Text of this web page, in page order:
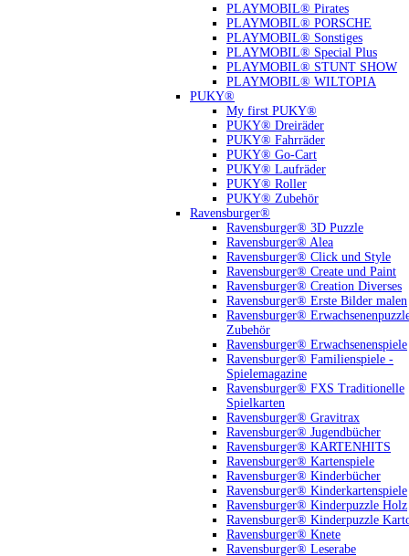
PLAYMOBIL® Pirates
PLAYMOBIL® PORSCHE
PLAYMOBIL® Sonstiges
PLAYMOBIL® Special Plus
PLAYMOBIL® STUNT SHOW
PLAYMOBIL® WILTOPIA
PUKY®
My first PUKY®
PUKY® Dreiräder
PUKY® Fahrräder
PUKY® Go-Cart
PUKY® Laufräder
PUKY® Roller
PUKY® Zubehör
Ravensburger®
Ravensburger® 3D Puzzle
Ravensburger® Alea
Ravensburger® Click und Style
Ravensburger® Create und Paint
Ravensburger® Creation Diverses
Ravensburger® Erste Bilder malen
Ravensburger®
Zubehör
Ravensburger® Erwachsenenspiele
Ravensburger® Familienspiele -
Spielemagazine
Ravensburger® FXS Traditionelle
Spielkarten
Ravensburger® Gravitrax
Ravensburger® Jugendbücher
Ravensburger® KARTENHITS
Ravensburger® Kartenspiele
Ravensburger® Kinderbücher
Ravensburger® Kinderkartenspiele
Ravensburger® Kinderpuzzle Holz
Ravensburger® Kinderpuzzle
Ravensburger® Knete
Ravensburger® Leserabe